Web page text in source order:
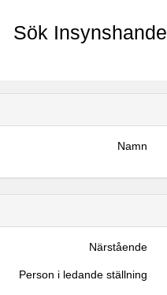
Sök Insynshandel
Namn
Närstående
Person i ledande ställning